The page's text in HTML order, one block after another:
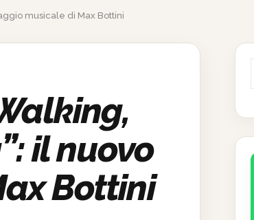
musicale di Max Bottini
il nuovo
Bottini